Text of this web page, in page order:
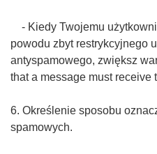
- Kiedy Twojemu
powodu zbyt restrykcyjnego
antyspamowego, zwiększ
that a message must receive
6. Określenie sposobu
spamowych.